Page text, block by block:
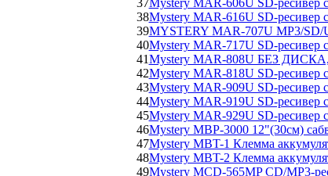
37Mystery MAR-606U SD-ресивер
38Mystery MAR-616U SD-ресивер
39MYSTERY MAR-707U MP3/SD/
40Mystery MAR-717U SD-ресивер
41Mystery MAR-808U БЕЗ ДИСКА,
42Mystery MAR-818U SD-ресивер
43Mystery MAR-909U SD-ресивер
44Mystery MAR-919U SD-ресивер
45Mystery MAR-929U SD-ресивер
46Mystery MBP-3000 12"(30см)
47Mystery MBT-1 Клемма
48Mystery MBT-2 Клемма
49Mystery MCD-565MP CD/MP3-